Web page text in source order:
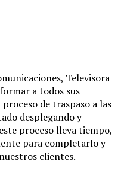
Televisora
a todos sus
de traspaso a las
desplegando y
proceso lleva tiempo,
para completarlo y
clientes.